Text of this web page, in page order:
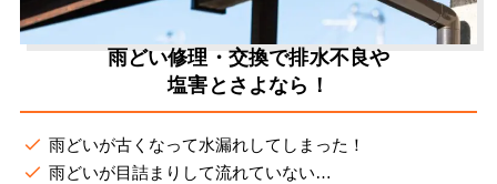
雨どい修理・交換で排水不良や
塩害とさよなら！
雨どいが古くなって水漏れしてしまった！
雨どいが目詰まりして流れていない…